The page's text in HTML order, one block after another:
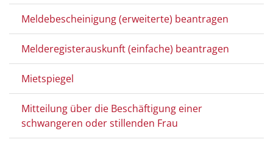
Meldebescheinigung (erweiterte) beantragen
Melderegisterauskunft (einfache) beantragen
Mietspiegel
Mitteilung über die Beschäftigung einer
schwangeren oder stillenden Frau